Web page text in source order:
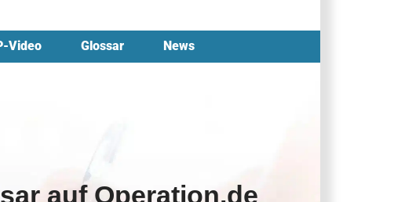
Video Glossar News
auf Operation.de